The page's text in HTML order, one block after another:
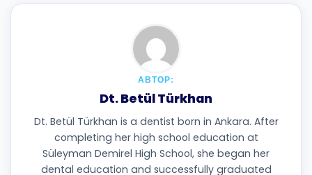
АВТОР:
Dt. Betül Türkhan
Dt. Betül Türkhan is a dentist born in Ankara. After
completing her high school education at
Süleyman Demirel High School, she began her
dental education and successfully graduated